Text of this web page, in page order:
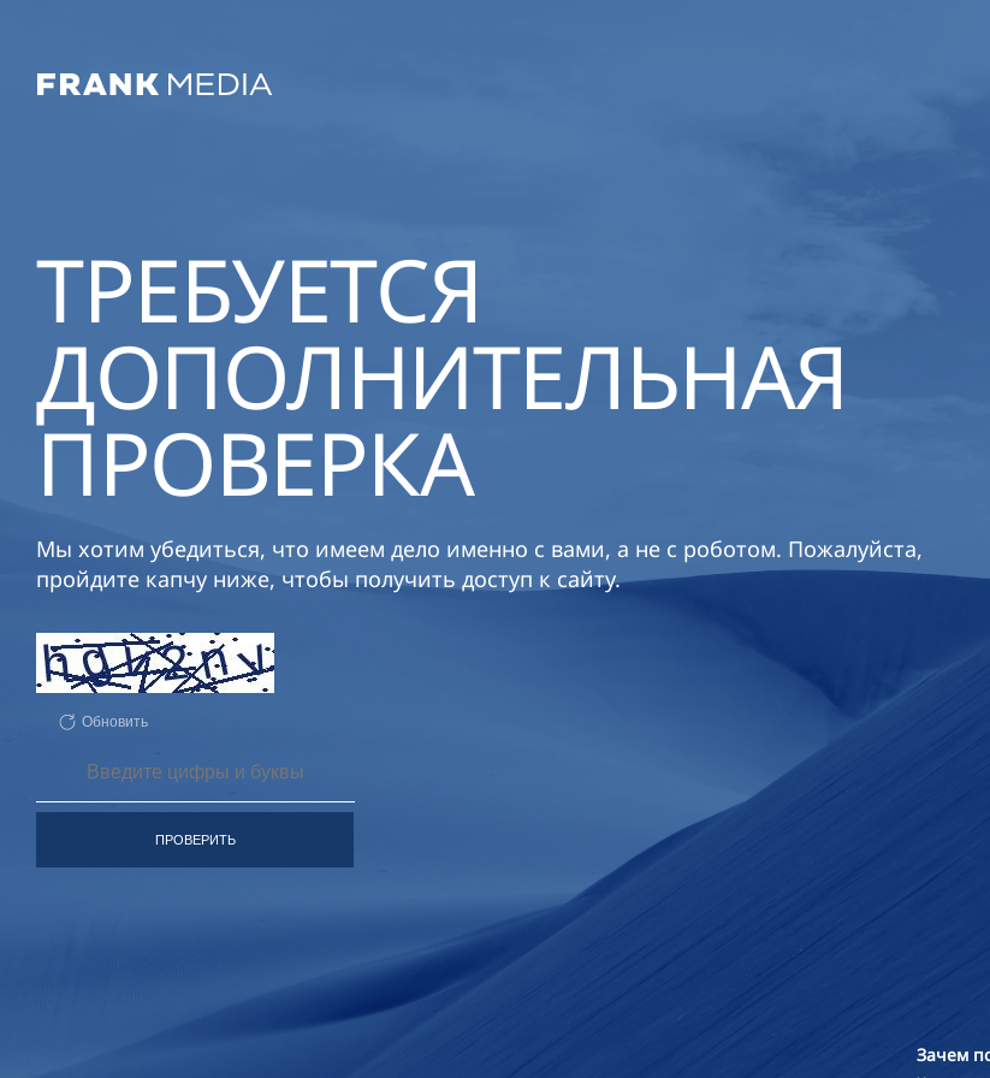
ТРЕБУЕТСЯ
ДОПОЛНИТЕЛЬНАЯ
ПРОВЕРКА
Мы хотим убедиться, что имеем дело именно с вами, а не с роботом. Пожалуйста,
пройдите капчу ниже, чтобы получить доступ к сайту.
Обновить
ПРОВЕРИТЬ
Зачем